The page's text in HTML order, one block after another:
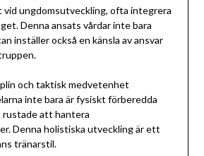
vid ungdomsutveckling, ofta integrera
Denna ansats vårdar inte bara
inställer också en känsla av ansvar
och taktisk medvetenhet
inte bara är fysiskt förberedda
rustade att hantera
Denna holistiska utveckling är ett
tränarstil.